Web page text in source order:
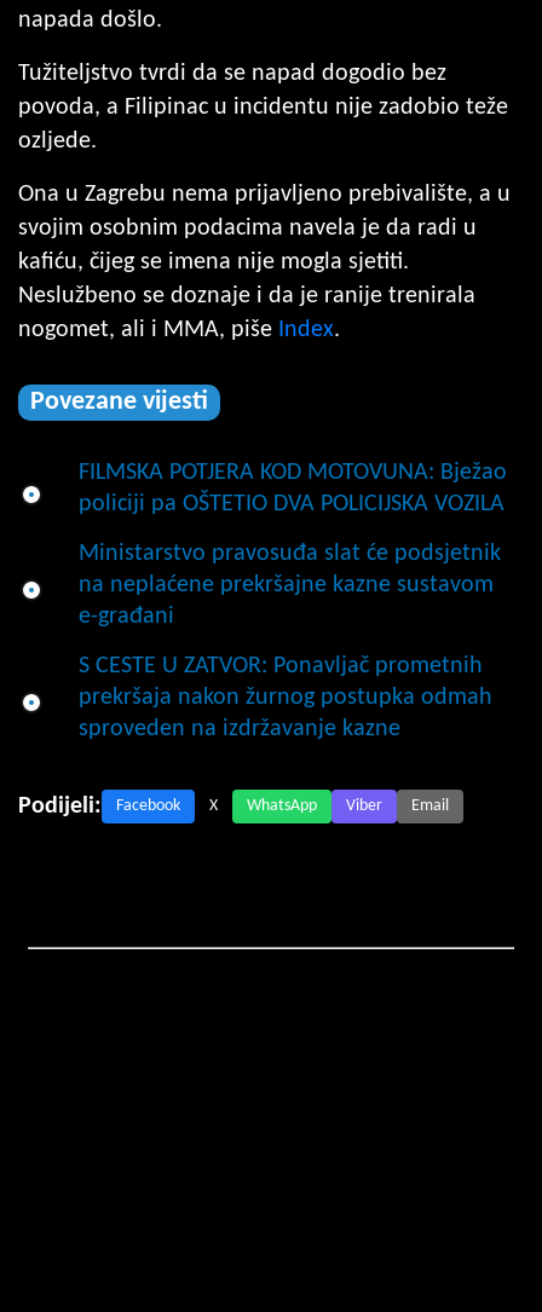
napada došlo.
Tužiteljstvo tvrdi da se napad dogodio bez
povoda, a Filipinac u incidentu nije zadobio teže
ozljede.
Ona u Zagrebu nema prijavljeno prebivalište, a u
svojim osobnim podacima navela je da radi u
kafiću, čijeg se imena nije mogla sjetiti.
Neslužbeno se doznaje i da je ranije trenirala
nogomet, ali i MMA, piše Index.
Povezane vijesti
FILMSKA POTJERA KOD MOTOVUNA: Bježao
policiji pa OŠTETIO DVA POLICIJSKA VOZILA
Ministarstvo pravosuđa slat će podsjetnik
na neplaćene prekršajne kazne sustavom
e-građani
S CESTE U ZATVOR: Ponavljač prometnih
prekršaja nakon žurnog postupka odmah
sproveden na izdržavanje kazne
Podijeli: Facebook X WhatsApp Viber Email